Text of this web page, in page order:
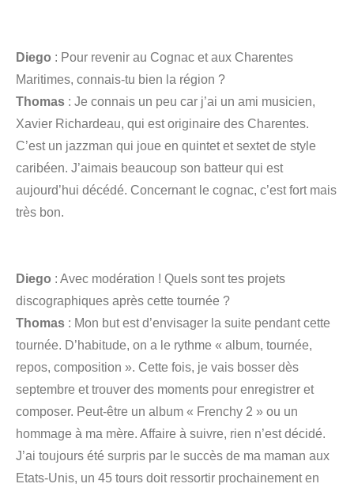
Diego : Pour revenir au Cognac et aux Charentes
Maritimes, connais-tu bien la région ?
Thomas : Je connais un peu car j’ai un ami musicien,
Xavier Richardeau, qui est originaire des Charentes.
C’est un jazzman qui joue en quintet et sextet de style
caribéen. J’aimais beaucoup son batteur qui est
aujourd’hui décédé. Concernant le cognac, c’est fort mais
très bon.
Diego : Avec modération ! Quels sont tes projets
discographiques après cette tournée ?
Thomas : Mon but est d’envisager la suite pendant cette
tournée. D’habitude, on a le rythme « album, tournée,
repos, composition ». Cette fois, je vais bosser dès
septembre et trouver des moments pour enregistrer et
composer. Peut-être un album « Frenchy 2 » ou un
hommage à ma mère. Affaire à suivre, rien n’est décidé.
J’ai toujours été surpris par le succès de ma maman aux
Etats-Unis, un 45 tours doit ressortir prochainement en